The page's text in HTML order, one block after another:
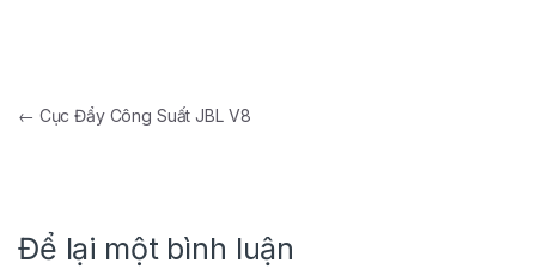
← Cục Đẩy Công Suất JBL V8
Để lại một bình luận